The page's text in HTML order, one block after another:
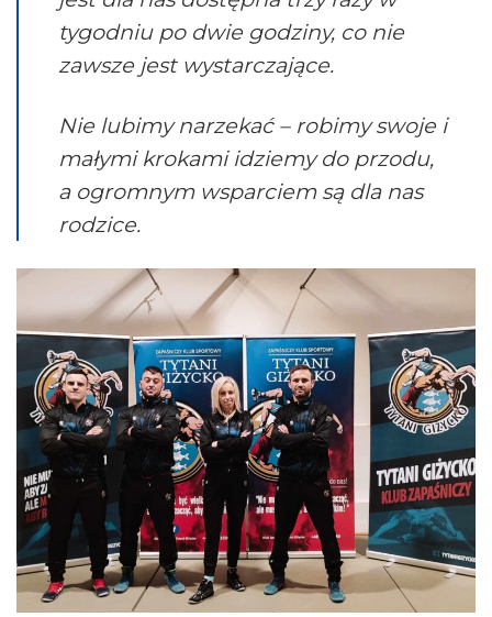
tygodniu po dwie godziny, co nie
zawsze jest wystarczające.
Nie lubimy narzekać – robimy swoje i
małymi krokami idziemy do przodu,
a ogromnym wsparciem są dla nas
rodzice.